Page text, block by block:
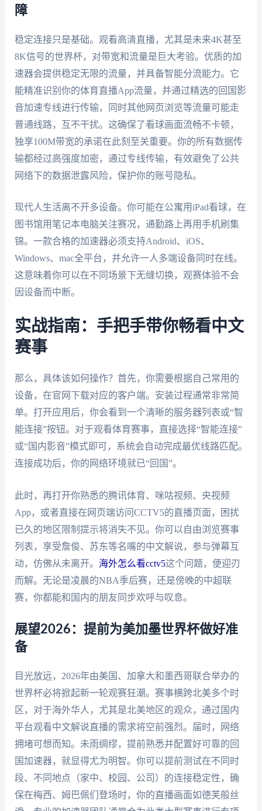
障
稳定连接只是基础。观看高清直播，尤其是未来4K甚至
8K信号的世界杯，对带宽和流量是巨大考验。优质的加
速器会提供稳定无限的流量，并具备智能分流能力。它
能精准识别你的体育直播App流量，并通过精选的回国影
音加速专线进行传输，同时其他网页浏览等流量可能走
普通线路，互不干扰。这确保了看球画面流畅不卡顿，
独享100M带宽的承诺在此刻至关重要。你的所有数据传
输都经过高强度加密，通过专线传输，有效避免了公共
网络下的数据泄露风险，保护你的账号隐私。
现代人生活离不开多设备。你可能在公寓用iPad看球，在
图书馆用笔记本电脑关注赛况，通勤路上再用手机刷集
锦。一款合格的加速器必须支持Android、iOS、
Windows、mac全平台，并允许一人多端设备同时在线。
这意味着你可以在不同场景下无缝切换，观赛体验不会
因设备而中断。
实战指南：手把手带你畅看中文
赛事
那么，具体该如何操作？首先，你需要根据自己常用的
设备，在官网下载对应的客户端。安装过程通常非常简
单。打开应用后，你会看到一个清晰的服务器列表或“智
能连接”按钮。对于观看体育赛事，直接选择“智能连接”
或“国内影音”模式即可，系统会自动完成最优线路匹配。
连接成功后，你的网络环境就已“回国”。
此时，再打开你熟悉的腾讯体育、咪咕视频、央视频
App，或者直接在网页端访问CCTV5的直播页面，困扰
已久的地区限制提示将消失不见。你可以自由浏览赛事
列表，享受詹俊、苏东等名嘴的中文解说，参与弹幕互
动，仿佛从未离开。 海外怎么看cctv5这个问题，便迎刃
而解。无论是凌晨的NBA季后赛，还是傍晚的中超联
赛，你都能和国内的朋友同步欢呼与叹息。
展望2026：提前为美加墨世界杯做好准
备
目光放远，2026年由美国、加拿大和墨西哥联合举办的
世界杯必将掀起新一轮观赛狂潮。赛事横跨北美多个时
区，对于海外华人，尤其是北美地区的观众，通过国内
平台观看中文解说直播的需求将空前强烈。届时，网络
拥堵可想而知。未雨绸缪，提前熟悉并配置好可靠的回
国加速器，就显得尤为明智。你可以提前测试在不同时
段、不同地点（家中、校园、公司）的连接稳定性，确
保在梅西、姆巴佩们登场时，你的直播画面如德芙般丝